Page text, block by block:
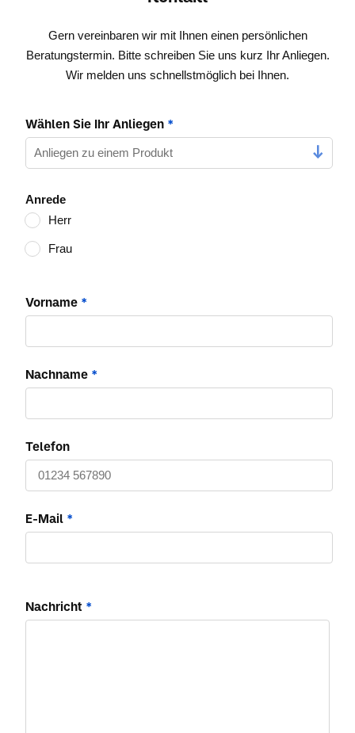
Gern vereinbaren wir mit Ihnen einen persönlichen
Beratungstermin. Bitte schreiben Sie uns kurz Ihr Anliegen.
Wir melden uns schnellstmöglich bei Ihnen.
Wählen Sie Ihr Anliegen *
Anrede
Herr
Frau
Vorname *
Nachname *
Telefon
E-Mail *
Nachricht *